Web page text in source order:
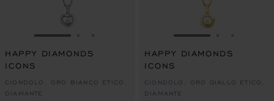
VAI ALLA SLIDE 1VAI ALLA SLIDE 3
HAPPY DIAMONDS
ICONS
CIONDOLO, ORO BIANCO ETICO,
DIAMANTE
VAI ALLA SLIDE 1
HAPPY DIAMONDS
ICONS
CIONDOLO, ORO GIALLO ETICO,
DIAMANTE